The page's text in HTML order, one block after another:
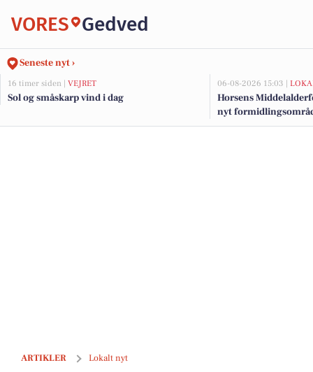
VORES Gedved
Seneste nyt ›
16 timer siden | VEJRET
Sol og småskarp vind i dag
06-08-2026 15:03 |
Horsens
nyt
millionstøtte fra
ARTIKLER Lokalt nyt
Forladt cellegang åbnes for publikum: Fængselsmuseet byder på